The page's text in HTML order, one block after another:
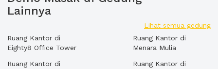
Lainnya
Lihat semua gedung
Ruang Kantor di
Eighty8 Office Tower
Ruang Kantor di
Ruang Kantor di
Menara Mulia
Ruang Kantor di